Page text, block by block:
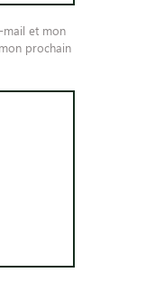
et mon
prochain